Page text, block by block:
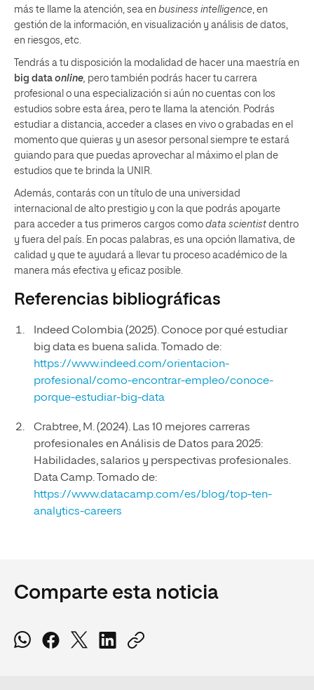
más te llame la atención, sea en business intelligence , en
gestión de la información, en visualización y análisis de datos,
en riesgos, etc.
Tendrás a tu disposición la modalidad de hacer una maestría en
big data online pero también podrás hacer tu carrera
profesional o una especialización si aún no cuentas con los
estudios sobre esta área, pero te llama la atención. Podrás
estudiar a distancia, acceder a clases en vivo o grabadas en el
momento que quieras y un asesor personal siempre te estará
guiando para que puedas aprovechar al máximo el plan de
estudios que te brinda la UNIR.
Además, contarás con un título de una universidad
internacional de alto prestigio y con la que podrás apoyarte
para acceder a tus primeros cargos como data scientist dentro
y fuera del país. En pocas palabras, es una opción llamativa, de
calidad y que te ayudará a llevar tu proceso académico de la
manera más efectiva y eficaz posible.
Referencias bibliográficas
Indeed Colombia (2025). Conoce por qué estudiar
big data es buena salida. Tomado de:
https://www.indeed.com/orientacion-
profesional/como-encontrar-empleo/conoce-
porque-estudiar-big-data
Crabtree, M. (2024). Las 10 mejores carreras
profesionales en Análisis de Datos para 2025:
Habilidades, salarios y perspectivas profesionales.
Data Camp. Tomado de:
https://www.datacamp.com/es/blog/top-ten-
analytics-careers
Comparte esta noticia